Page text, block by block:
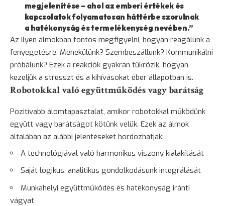
megjelenítése – ahol az emberi értékek és
kapcsolatok folyamatosan háttérbe szorulnak
a hatékonyság és termelékenység nevében.”
Az ilyen álmokban fontos megfigyelni, hogyan reagálunk a
fenyegetésre. Menekülünk? Szembeszállunk? Kommunikálni
próbálunk? Ezek a reakciók gyakran tükrözik, hogyan
kezeljük a stresszt és a kihívásokat éber állapotban is.
Robotokkal való együttműködés vagy barátság
Pozitívabb álomtapasztalat, amikor robotokkal működünk
együtt vagy barátságot kötünk velük. Ezek az álmok
általában az alábbi jelentéseket hordozhatják:
A technológiával való harmonikus viszony kialakítását
Saját logikus, analitikus gondolkodásunk integrálását
Munkahelyi együttműködés és hatékonyság iránti
vágyat